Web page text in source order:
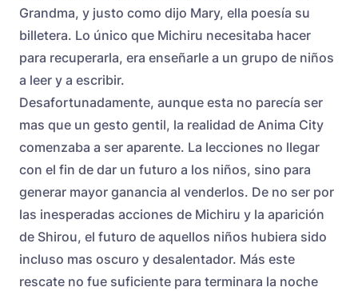
Grandma, y justo como dijo Mary, ella poesía su
billetera. Lo único que Michiru necesitaba hacer
para recuperarla, era enseñarle a un grupo de niños
a leer y a escribir.
Desafortunadamente, aunque esta no parecía ser
mas que un gesto gentil, la realidad de Anima City
comenzaba a ser aparente. La lecciones no llegar
con el fin de dar un futuro a los niños, sino para
generar mayor ganancia al venderlos. De no ser por
las inesperadas acciones de Michiru y la aparición
de Shirou, el futuro de aquellos niños hubiera sido
incluso mas oscuro y desalentador. Más este
rescate no fue suficiente para terminara la noche